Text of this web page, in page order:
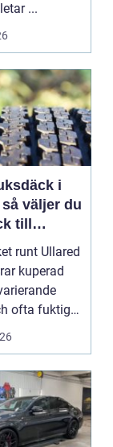
...
i
till
maskiner
runt Ullared
kuperad
ofta fuktigt
...